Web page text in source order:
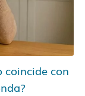
coincide con